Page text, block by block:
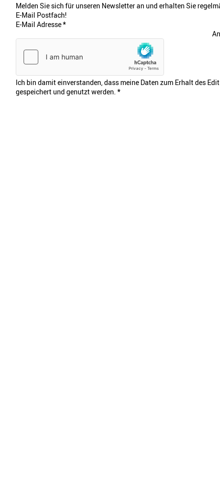
Melden Sie sich für unseren Newsletter an und erhalten Sie
E-Mail Postfach!
E-Mail Adresse*
Ich bin damit einverstanden, dass meine Daten zum Erhalt des
gespeichert und genutzt werden. *